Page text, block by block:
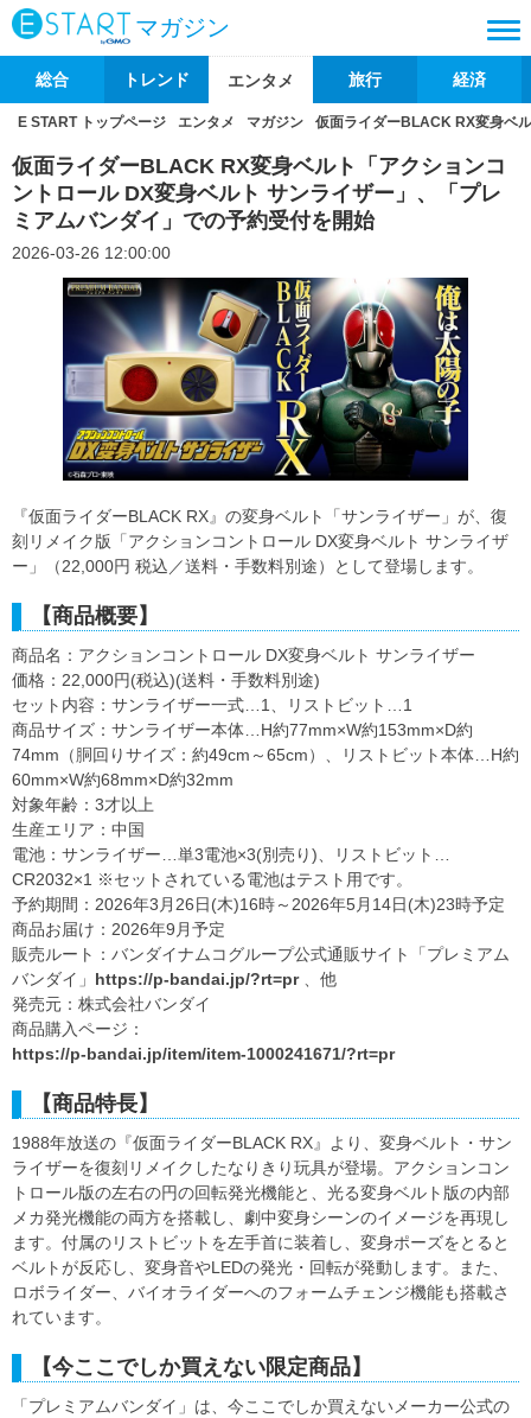
マガジン
総合 トレンド エンタメ 旅行 経済
E START トップページ エンタメ マガジン 仮面ライダーBLACK RX変身ベ
仮面ライダーBLACK RX変身ベルト「アクションコ
ントロール DX変身ベルト サンライザー」、「プレ
ミアムバンダイ」での予約受付を開始
2026-03-26 12:00:00
『仮面ライダーBLACK RX』の変身ベルト「サンライザー」が、復
刻リメイク版「アクションコントロール DX変身ベルト サンライザ
ー」（22,000円 税込／送料・手数料別途）として登場します。
【商品概要】
商品名：アクションコントロール DX変身ベルト サンライザー
価格：22,000円(税込)(送料・手数料別途)
セット内容：サンライザー一式…1、リストビット…1
商品サイズ：サンライザー本体…H約77mm×W約153mm×D約
74mm（胴回りサイズ：約49cm～65cm）、リストビット本体…H約
60mm×W約68mm×D約32mm
対象年齢：3才以上
生産エリア：中国
電池：サンライザー…単3電池×3(別売り)、リストビット…
CR2032×1 ※セットされている電池はテスト用です。
予約期間：2026年3月26日(木)16時～2026年5月14日(木)23時予定
商品お届け：2026年9月予定
販売ルート：バンダイナムコグループ公式通販サイト「プレミアム
バンダイ」 https://p-bandai.jp/?rt=pr、他
発売元：株式会社バンダイ
商品購入ページ：
https://p-bandai.jp/item/item-1000241671/?rt=pr
【商品特長】
1988年放送の『仮面ライダーBLACK RX』より、変身ベルト・サン
ライザーを復刻リメイクしたなりきり玩具が登場。アクションコン
トロール版の左右の円の回転発光機能と、光る変身ベルト版の内部
メカ発光機能の両方を搭載し、劇中変身シーンのイメージを再現し
ます。付属のリストビットを左手首に装着し、変身ポーズをとると
ベルトが反応し、変身音やLEDの発光・回転が発動します。また、
ロボライダー、バイオライダーへのフォームチェンジ機能も搭載さ
れています。
【今ここでしか買えない限定商品】
「プレミアムバンダイ」は、今ここでしか買えないメーカー公式の